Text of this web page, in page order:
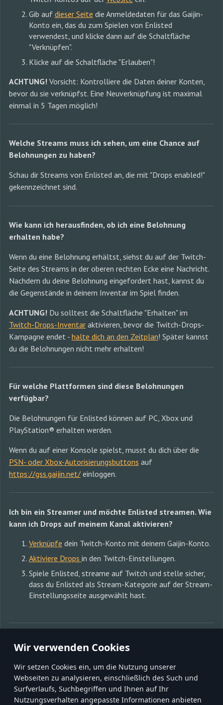
Wir verwenden Cookies
Wir setzen Cookies ein, um die Nutzung unserer
Webseiten zu analysieren, einschließlich des Such und
Surfverlaufs, Suchbegriffen und Ihnen auf Ihr
Nutzungsverhalten angepasste Informationen anbieten
Gib auf dieser Seite die Anmeldedaten für das Gaijin-
Konto ein, das du zum Spielen von Enlisted
verwendest, und klicke dann auf die Schaltfläche
"Verknüpfen".
Klicke auf die Schaltfläche "Erlauben"!
ACHTUNG! Vorsicht: Kontrolliere die Daten deiner Konten,
bevor du sie verknüpfst. Eine Neuverknüpfung ist maximal
einmal in 5 Tagen möglich!
Welche Streams muss ich sehen, um eine Chance auf
Belohnungen zu haben?
Schau dir Streams von Enlisted an, die mit "Drops enabled!"
gekennzeichnet sind.
Wie kann ich herausfinden, ob ich eine Belohnung
erhalten habe?
Wenn du eine Belohnung erhältst, siehst du auf der Twitch-
Seite des Streams in der oberen rechten Ecke eine Nachricht.
Nachdem du deine Belohnung eingefordert hast, kannst du
die Gegenstände in deinem Inventar im Spiel finden.
ACHTUNG! Du solltest die Schaltfläche "Erhalten" im
Twitch-Drops-Inventaraktivieren, bevor die Twitch-Drops-
Kampagne endet - halte dich an den Zeitplan! Später kannst
du die Belohnungen nicht mehr erhalten!
Für welche Plattformen sind diese Belohnungen
verfügbar?
Die Belohnungen für Enlisted können auf PC, Xbox und
PlayStation® erhalten werden.
Wenn du auf einer Konsole spielst, musst du dich über die
PSN- oder Xbox-Autorisierungsbuttons auf
https://gss.gaijin.net/einloggen.
Ich bin ein Streamer und möchte Enlisted streamen. Wie
kann ich Drops auf meinem Kanal aktivieren?
Verknüpfe dein Twitch-Konto mit deinem Gaijin-Konto.
Aktiviere Drops in den Twitch-Einstellungen.
Spiele Enlisted, streame auf Twitch und stelle sicher,
dass du Enlisted als Stream-Kategorie auf der Stream-
Einstellungsseite ausgewählt hast.